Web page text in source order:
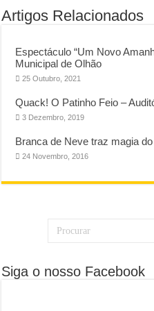
Artigos Relacionados
Espectáculo “Um Novo
Municipal de Olhão
25 Outubro, 2021
Quack! O Patinho Feio –
3 Dezembro, 2019
Branca de Neve traz magia
24 Novembro, 2016
Siga o nosso Facebook